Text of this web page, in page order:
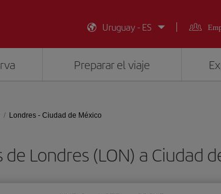
Uruguay - ES
Preparar el viaje
Londres - Ciudad de México
Londres (LON) a Ciudad